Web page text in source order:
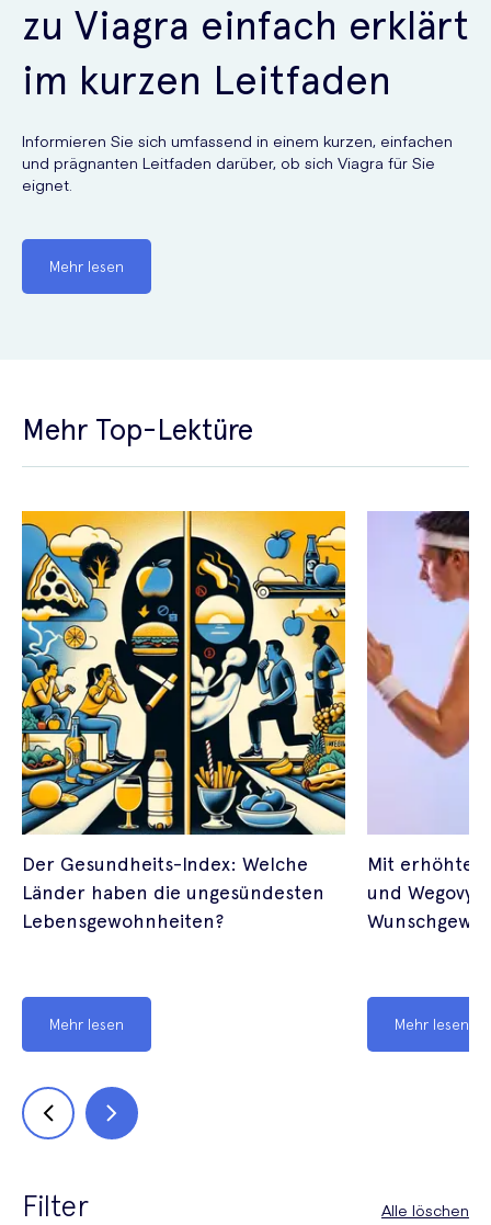
zu Viagra einfach erklärt
im kurzen Leitfaden
Informieren Sie sich umfassend in einem kurzen, einfachen
und prägnanten Leitfaden darüber, ob sich Viagra für Sie
eignet.
Mehr lesen
Mehr Top-Lektüre
Der Gesundheits-Index: Welche
Länder haben die ungesündesten
Lebensgewohnheiten?
Mehr lesen
Mit erhöhter
und Wegovy
Mehr lesen
Filter Alle löschen